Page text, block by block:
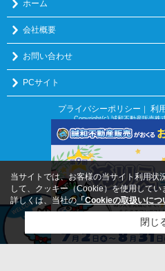
ホーム
会社概要
お問い合わせ
PCサイト
プライバシーポリシー ｜ 利
Copyright(c) 誠和不動産販売株
当サイトでは、お客様の当サイト利用状
して、クッキー（Cookie）を使用してい
詳しくは、当社の「Cookieの取扱いにつ
閉じ